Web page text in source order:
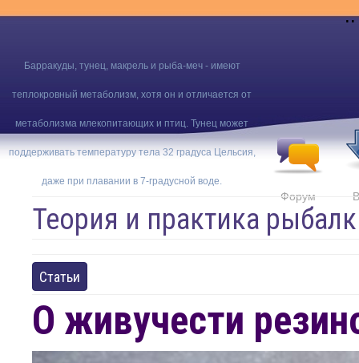
..
Барракуды, тунец, макрель и рыба-меч - имеют
теплокровный метаболизм, хотя он и отличается от
метаболизма млекопитающих и птиц. Тунец может
поддерживать температуру тела 32 градуса Цельсия,
даже при плавании в 7-градусной воде.
Форум
Теория и практика
Статьи
О живучести